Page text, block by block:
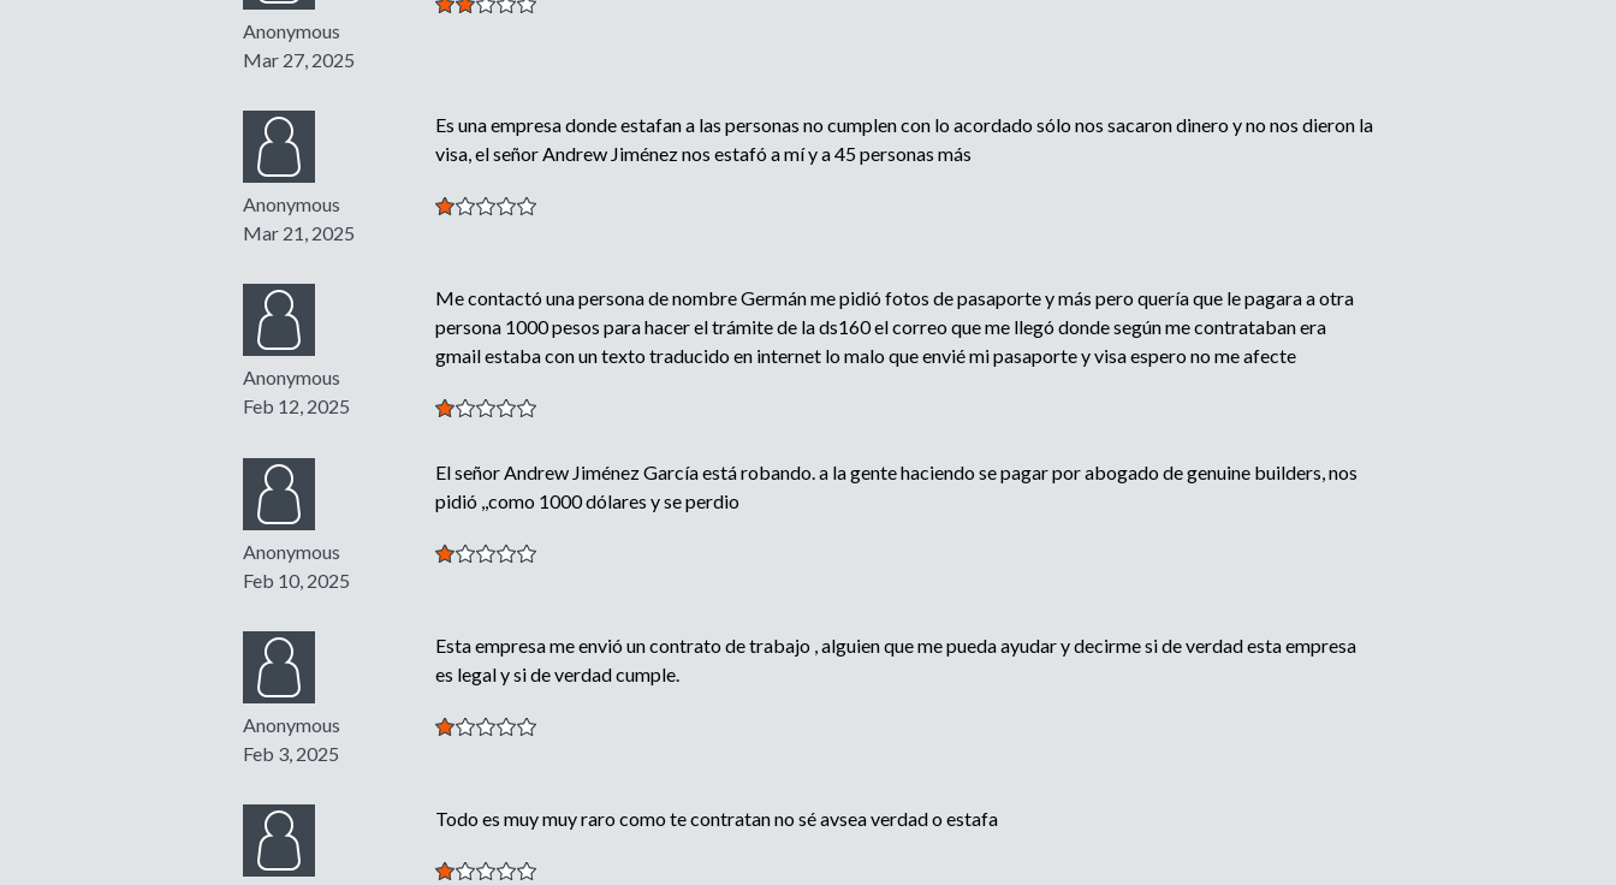
Anonymous
Mar 27, 2025
Anonymous
Mar 21, 2025
Es una empresa donde estafan a las personas no cumplen con lo acordado sólo nos sacaron dinero y no nos dieron la
visa, el señor Andrew Jiménez nos estafó a mí y a 45 personas más
Anonymous
Feb 12, 2025
Me contactó una persona de nombre Germán me pidió fotos de pasaporte y más pero quería que le pagara a otra
persona 1000 pesos para hacer el trámite de la ds160 el correo que me llegó donde según me contrataban era
gmail estaba con un texto traducido en internet lo malo que envié mi pasaporte y visa espero no me afecte
Anonymous
Feb 10, 2025
El señor Andrew Jiménez García está robando. a la gente haciendo se pagar por abogado de genuine builders, nos
pidió ,,como 1000 dólares y se perdio
Anonymous
Feb 3, 2025
Esta empresa me envió un contrato de trabajo , alguien que me pueda ayudar y decirme si de verdad esta empresa
es legal y si de verdad cumple.
Todo es muy muy raro como te contratan no sé avsea verdad o estafa